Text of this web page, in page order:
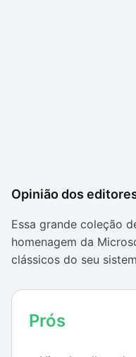
Opinião dos
Essa grande coleção
homenagem da
clássicos do seu
joguinhos.
O visual, totalmente
Prós